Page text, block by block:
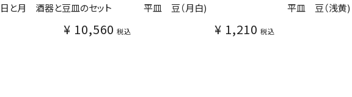
日と月 酒器と豆皿のセット
¥ 10,560 税込
平皿 豆（月白)
¥ 1,210 税込
平皿 豆（浅黄)